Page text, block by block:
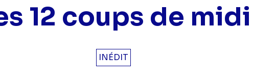
12 coups de midi
INÉDIT